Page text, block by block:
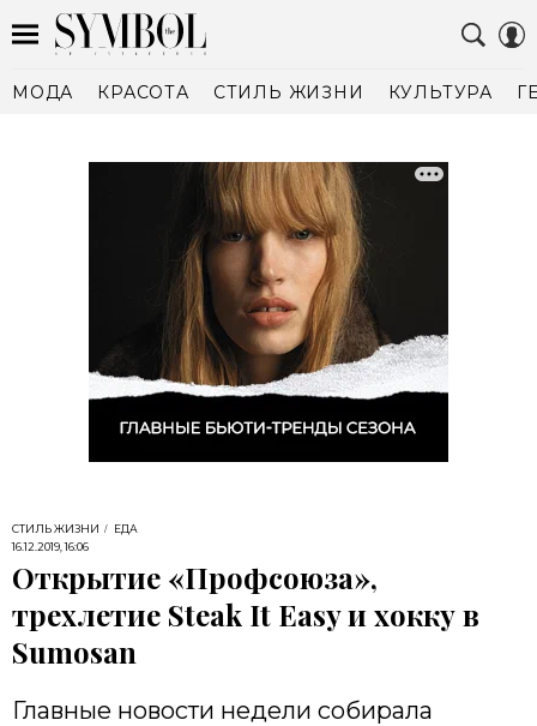
МОДА КРАСОТА СТИЛЬ ЖИЗНИ КУЛЬТУРА
СТИЛЬ ЖИЗНИ
ЕДА
16.12.2019, 16:06
Открытие «Профсоюза»,
трехлетие Steak It Easy и хокку в
Sumosan
Главные новости недели собирала